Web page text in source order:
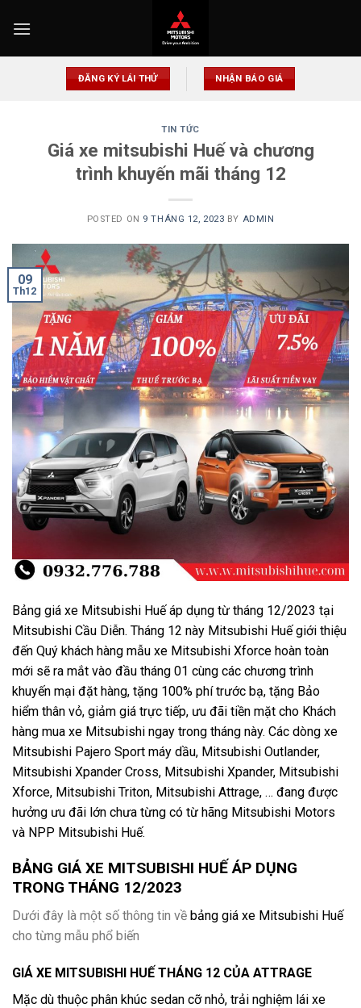
ĐĂNG KÝ LÁI THỬ NHẬN BÁO GIÁ
TIN TỨC
Giá xe mitsubishi Huế và chương
trình khuyến mãi tháng 12
POSTED ON 9 THÁNG 12, 2023 BY ADMIN
09
Th12
Bảng giá xe Mitsubishi Huế áp dụng từ tháng 12/2023 tại
Mitsubishi Cầu Diễn. Tháng 12 này Mitsubishi Huế giới thiệu
đến Quý khách hàng mẫu xe Mitsubishi Xforce hoàn toàn
mới sẽ ra mắt vào đầu tháng 01 cùng các chương trình
khuyến mại đặt hàng, tặng 100% phí trước bạ, tặng Bảo
hiểm thân vỏ, giảm giá trực tiếp, ưu đãi tiền mặt cho Khách
hàng mua xe Mitsubishi ngay trong tháng này. Các dòng xe
Mitsubishi Pajero Sport máy dầu, Mitsubishi Outlander,
Mitsubishi Xpander Cross, Mitsubishi Xpander, Mitsubishi
Xforce, Mitsubishi Triton, Mitsubishi Attrage, … đang được
hưởng ưu đãi lớn chưa từng có từ hãng Mitsubishi Motors
và NPP Mitsubishi Huế.
BẢNG GIÁ XE MITSUBISHI HUẾ ÁP DỤNG
TRONG THÁNG 12/2023
Dưới đây là một số thông tin về bảng giá xe Mitsubishi Huế
cho từng mẫu phổ biến
GIÁ XE MITSUBISHI HUẾ THÁNG 12 CỦA ATTRAGE
Mặc dù thuộc phân khúc sedan cỡ nhỏ, trải nghiệm lái xe